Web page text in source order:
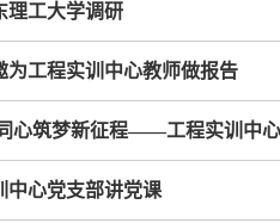
理工大学调研
为工程实训中心教师做报告
心筑梦新征程——工程实训中
中心党支部讲党课